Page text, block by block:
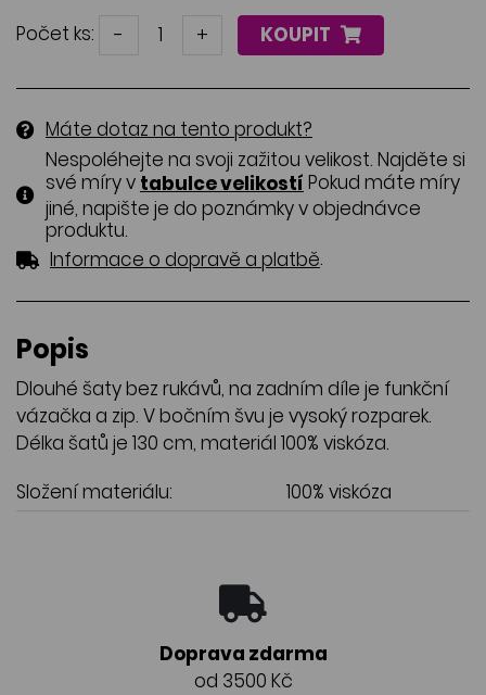
Počet ks: - + KOUPIT
Máte dotaz na tento produkt?
Nespoléhejte na svoji zažitou velikost. Najděte si
své míry v tabulce velikostí Pokud máte míry
jiné, napište je do poznámky v objednávce
produktu.
Informace o dopravě a platbě.
Popis
Dlouhé šaty bez rukávů, na zadním díle je funkční
vázačka a zip. V bočním švu je vysoký rozparek.
Délka šatů je 130 cm, materiál 100% viskóza.
Složení materiálu:
100% viskóza
Doprava zdarma
od 3500 Kč